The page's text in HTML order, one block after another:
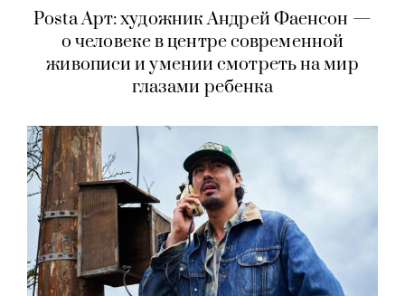
Posta Арт: художник Андрей Фаенсон —
о человеке в центре современной
живописи и умении смотреть на мир
глазами ребенка